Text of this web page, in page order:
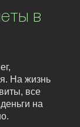
в
На жизнь
все
на